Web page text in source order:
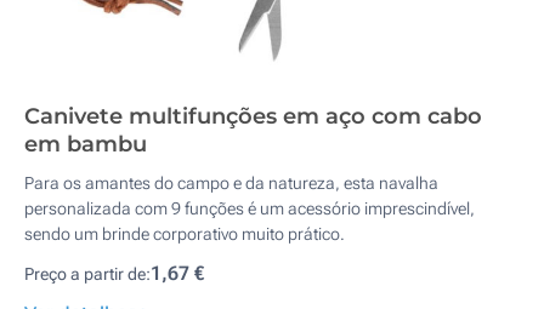
Canivete multifunções em aço com cabo
em bambu
Para os amantes do campo e da natureza, esta navalha
personalizada com 9 funções é um acessório imprescindível,
sendo um brinde corporativo muito prático.
Preço a partir de:1,67 €